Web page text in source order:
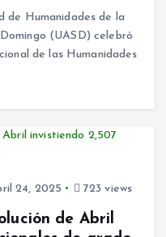
de Humanidades de la
(UASD) celebró
de las Humanidades
24, 2025 723 views
de Abril